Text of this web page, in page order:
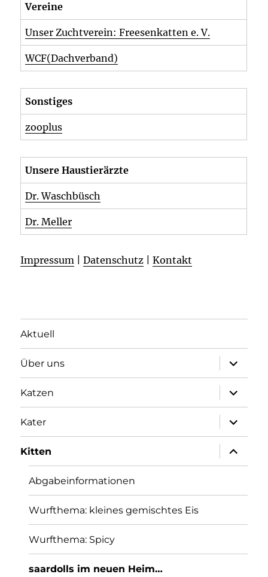
Vereine
Unser Zuchtverein: Freesenkatten e. V.
WCF(Dachverband)
Sonstiges
zooplus
Unsere Haustierärzte
Dr. Waschbüsch
Dr. Meller
Impressum |Datenschutz |Kontakt
Aktuell
Über uns
öffnen
Katzen
öffnen
Kater
öffnen
Kitten
öffnen
Abgabeinformationen
Wurfthema: kleines gemischtes Eis
Wurfthema: Spicy
saardolls im neuen Heim…